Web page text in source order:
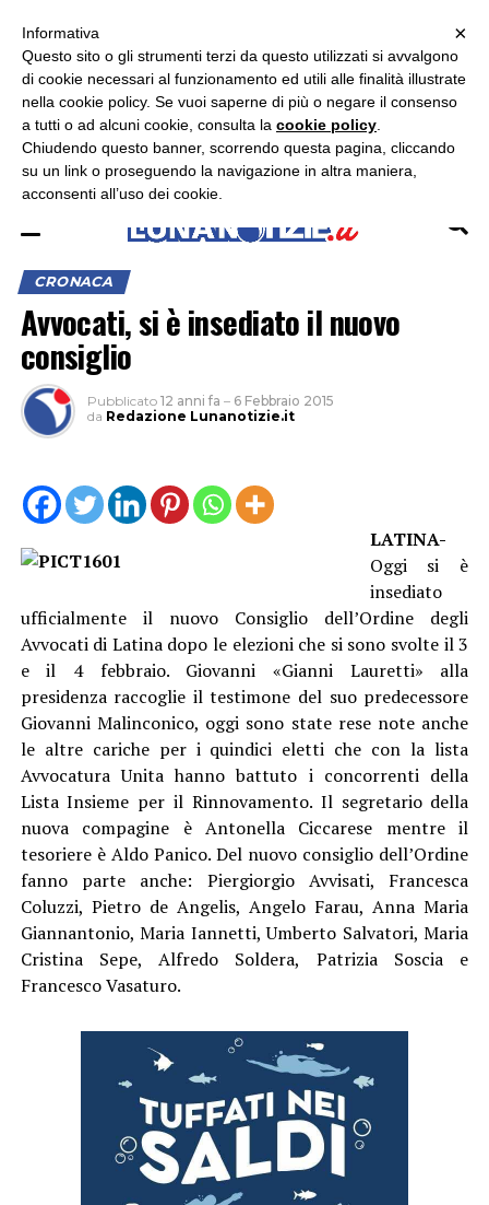
ASCOLTA RADIO LUNA
CRONACA
Avvocati, si è insediato il nuovo
consiglio
Pubblicato 12 anni fa – 6 Febbraio 2015
da Redazione Lunanotizie.it
LATINA-
Oggi si è
insediato
ufficialmente il nuovo Consiglio dell’Ordine degli
Avvocati di Latina dopo le elezioni che si sono svolte il 3
e il 4 febbraio. Giovanni «Gianni Lauretti» alla
presidenza raccoglie il testimone del suo predecessore
Giovanni Malinconico, oggi sono state rese note anche
le altre cariche per i quindici eletti che con la lista
Avvocatura Unita hanno battuto i concorrenti della
Lista Insieme per il Rinnovamento. Il segretario della
nuova compagine è Antonella Ciccarese mentre il
tesoriere è Aldo Panico. Del nuovo consiglio dell’Ordine
fanno parte anche: Piergiorgio Avvisati, Francesca
Coluzzi, Pietro de Angelis, Angelo Farau, Anna Maria
Giannantonio, Maria Iannetti, Umberto Salvatori, Maria
Cristina Sepe, Alfredo Soldera, Patrizia Soscia e
Francesco Vasaturo.
×
×
Informativa
Questo sito o gli strumenti terzi da questo utilizzati si avvalgono
di cookie necessari al funzionamento ed utili alle finalità illustrate
nella cookie policy. Se vuoi saperne di più o negare il consenso
a tutti o ad alcuni cookie, consulta la cookie policy
Chiudendo questo banner, scorrendo questa pagina, cliccando
su un link o proseguendo la navigazione in altra maniera,
acconsenti all’uso dei cookie.